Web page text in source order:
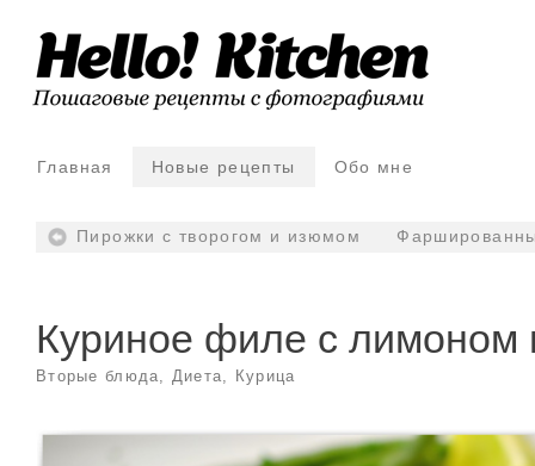
Главная Новые рецепты Обо мне
Пирожки с творогом и изюмом
Куриное филе с лимоном
Вторые блюда, Диета, Курица